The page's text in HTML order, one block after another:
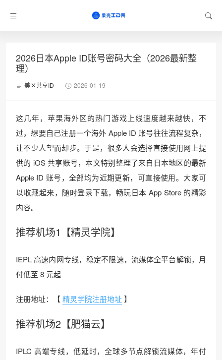
2026日本Apple ID账号密码大全（2026最新整
理）
美区共享ID 2026-01-19
这几年，苹果海外区的热门游戏上线速度越来越快，不
过，想要自己注册一个海外 Apple ID 账号往往流程复杂，
让不少人望而却步。于是，很多人会选择直接使用网上提
供的 iOS 共享账号，本文特别整理了来自日本地区的最新
Apple ID 账号，全部均为近期更新，可直接使用。大家可
以收藏起来，随时登录下载，畅玩日本 App Store 的精彩
内容。
推荐机场1【精灵学院】
IEPL 高速内网专线，稳定不限速，流媒体全平台解锁，月
付低至 8 元起
注册地址：【精灵学院注册地址】
推荐机场2【肥猫云】
IPLC 高端专线，低延时，全球多节点解锁流媒体，年付